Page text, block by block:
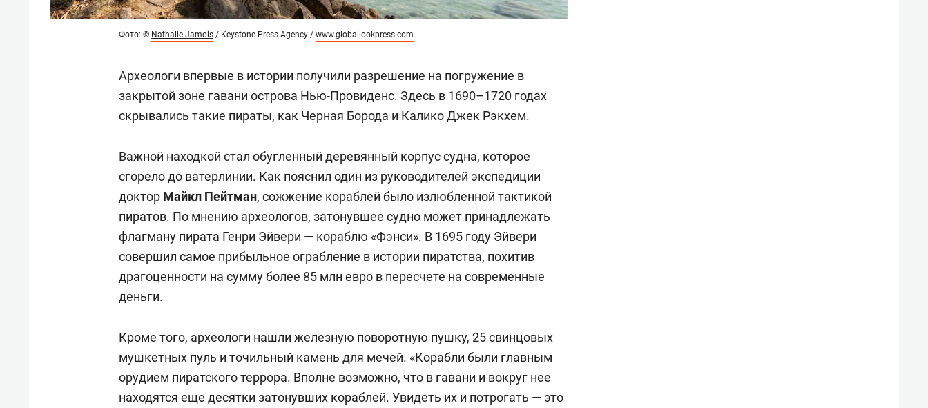
Фото: © Nathalie Jamois / Keystone Press Agency / www.globallookpress.com
Археологи впервые в истории получили разрешение на погружение в
закрытой зоне гавани острова Нью-Провиденс. Здесь в 1690–1720 годах
скрывались такие пираты, как Черная Борода и Калико Джек Рэкхем.
Важной находкой стал обугленный деревянный корпус судна, которое
сгорело до ватерлинии. Как пояснил один из руководителей экспедиции
доктор Майкл Пейтман, сожжение кораблей было излюбленной тактикой
пиратов. По мнению археологов, затонувшее судно может принадлежать
флагману пирата Генри Эйвери — кораблю «Фэнси». В 1695 году Эйвери
совершил самое прибыльное ограбление в истории пиратства, похитив
драгоценности на сумму более 85 млн евро в пересчете на современные
деньги.
Кроме того, археологи нашли железную поворотную пушку, 25 свинцовых
мушкетных пуль и точильный камень для мечей. «Корабли были главным
орудием пиратского террора. Вполне возможно, что в гавани и вокруг нее
находятся еще десятки затонувших кораблей. Увидеть их и потрогать — это